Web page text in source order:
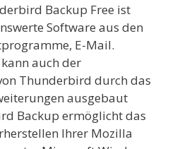
Backup Free ist
Software aus den
E-Mail.
auch der
Thunderbird durch das
ausgebaut
Backup ermöglicht das
Ihrer Mozilla